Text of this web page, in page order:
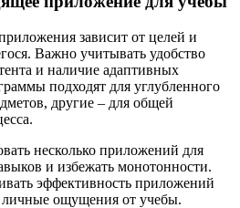
зависит от целей и
Важно учитывать удобство
и наличие адаптивных
подходят для углубленного
другие – для общей
несколько приложений для
и избежать монотонности.
эффективность приложений
личные ощущения от учебы.